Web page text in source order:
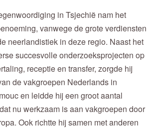
in Tsjechië nam het
vanwege de grote verdiensten
neerlandistiek in deze regio. Naast het
succesvolle onderzoeksprojecten op
receptie en transfer, zorgde hij
de vakgroepen Nederlands in
en leidde hij een groot aantal
nu werkzaam is aan vakgroepen door
Ook richtte hij samen met anderen